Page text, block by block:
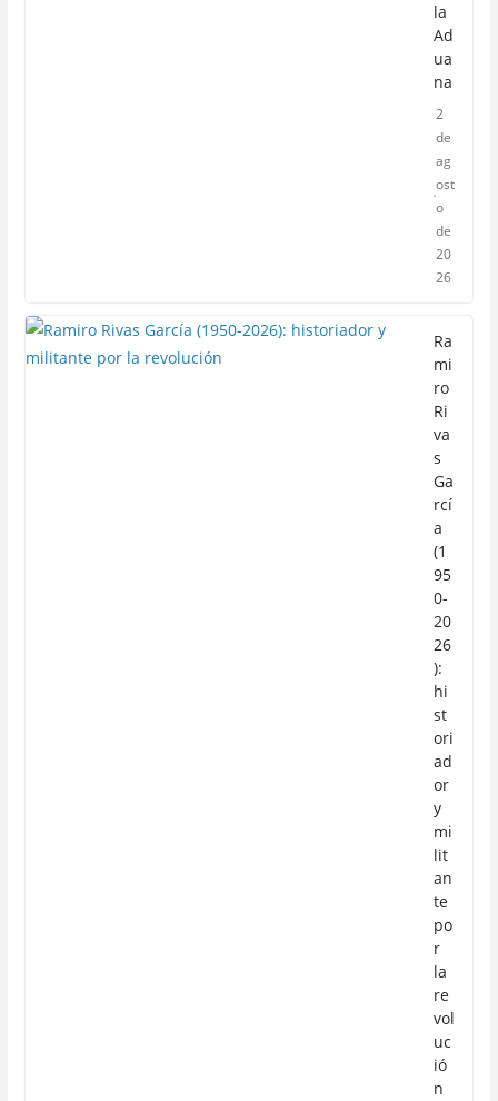
la
Ad
ua
na
2
de
ag
ost
o
de
20
26
Ra
mi
ro
Ri
va
s
Ga
rcí
a
(1
95
0-
20
26
):
hi
st
ori
ad
or
y
mi
lit
an
te
po
r
la
re
vol
uc
ió
n